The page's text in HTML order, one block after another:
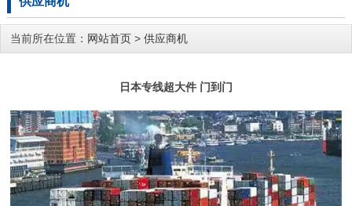
当前所在位置： 网站首页 > 供应商机
日本专线超大件 门到门